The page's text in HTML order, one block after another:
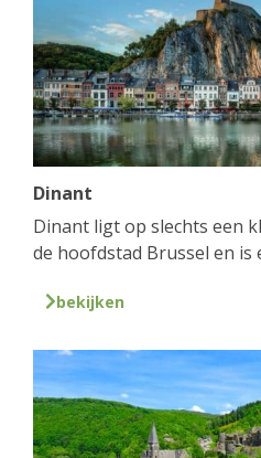
Dinant
Dinant ligt op slechts een
de hoofdstad Brussel en is
bekijken